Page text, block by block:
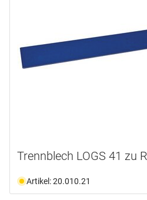
Trennblech LOGS 41 zu
Artikel: 20.010.21